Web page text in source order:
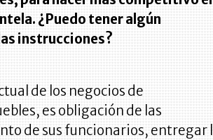
¿Puedo tener algún
instrucciones?
de los negocios de
es obligación de las
de sus funcionarios, entregar